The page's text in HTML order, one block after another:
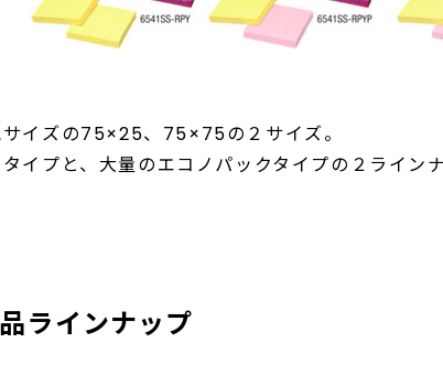
イズの75×25、75×75の２サイズ。
イプと、大量のエコノパックタイプの２ラインナ
ラインナップ